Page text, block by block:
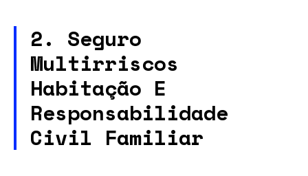
2. Seguro
Multirriscos
Habitação E
Responsabilidade
Civil Familiar